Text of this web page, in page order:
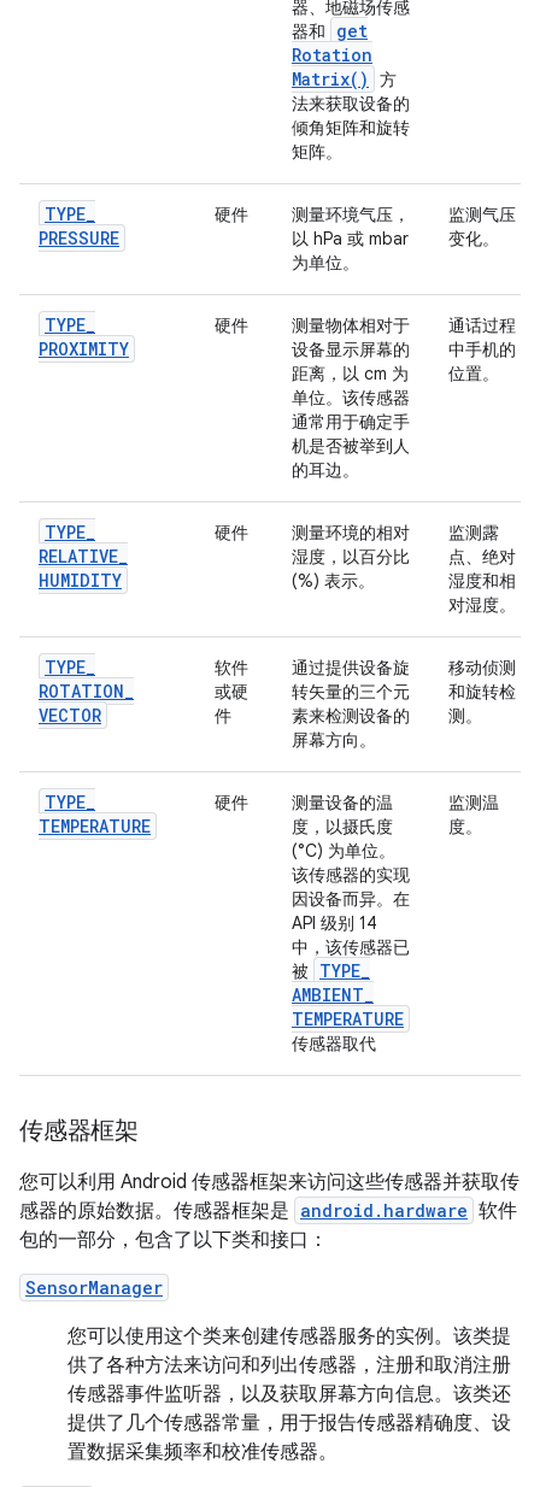
器、地磁场传感
器和
get
Rotation
Matrix( )
方
法来获取设备的
倾角矩阵和旋转
矩阵。
TYPE_
PRESSURE
硬件
测量环境气压，
以 hPa 或 mbar
为单位。
监测气压
变化。
TYPE_
PROXIMITY
硬件
测量物体相对于
设备显示屏幕的
距离，以 cm 为
单位。该传感器
通常用于确定手
机是否被举到人
的耳边。
通话过程
中手机的
位置。
TYPE_
RELATIVE_
HUMIDITY
硬件
测量环境的相对
湿度，以百分比
(%) 表示。
监测露
点、绝对
湿度和相
对湿度。
TYPE_
ROTATION_
VECTOR
软件
或硬
件
通过提供设备旋
转矢量的三个元
素来检测设备的
屏幕方向。
移动侦测
和旋转检
测。
TYPE_
TEMPERATURE
硬件
测量设备的温
度，以摄氏度
(°C) 为单位。
该传感器的实现
因设备而异。在
API 级别 14
中，该传感器已
被
TYPE_
AMBIENT_
TEMPERATURE
传感器取代
监测温
度。
传感器框架
您可以利用 Android 传感器框架来访问这些传感器并获取传
感器的原始数据。传感器框架是 android.hardware 软件
包的一部分，包含了以下类和接口：
SensorManager
您可以使用这个类来创建传感器服务的实例。该类提
供了各种方法来访问和列出传感器，注册和取消注册
传感器事件监听器，以及获取屏幕方向信息。该类还
提供了几个传感器常量，用于报告传感器精确度、设
置数据采集频率和校准传感器。